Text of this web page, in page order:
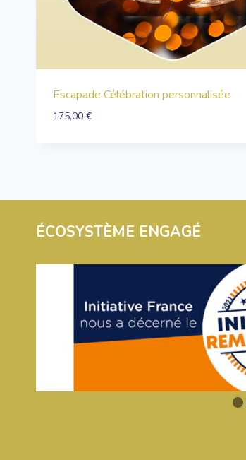
Escapade Célébration personnalisée
175,00 €
ÉCOSYSTÈME ENGAGÉ